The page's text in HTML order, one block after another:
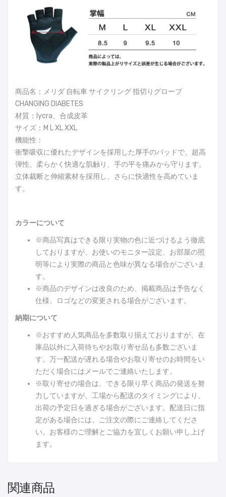
商品名：メリダ 自転車 サイクリング 指切りグローブ
CHANGING DIABETES
材質：lycra、合成皮革
サイズ：M L XL XXL
機能性：
衝撃吸収に優れたデザインを採用した厚手のパッドで、超高
弾性、柔らかく快適な肌触り、手の平を痛みから守ります。
立体裁断と伸縮素材を採用し、さらに快適性を高めていま
す。
カラーについて
※商品写真はできる限り実物の色に近づけるよう徹底
しておりますが、お使いのモニター設定、お部屋の照
明等により実際の商品と色味が異なる場合がございま
す。
※商品のデザインは改良のため、掲載商品は予告なく
仕様、ロゴなどの変更される場合がございます。
納期について
※おすすめ人気商品を多数取り揃えておりますが、在
庫品以外に入荷待ちやお取り寄せ品も多数ございま
す。万一配送が遅れる場合やお取り寄せのお時間をい
ただく場合にはメールでご連絡いたします。
※取り寄せの場合は、できる限り早く商品の発送を努
力していますが、工場から配送のタイミングにより、
出荷の予定日を過ぎる場合がございます。配送日に指
定がある場合には、ご注文の際にご連絡してくださ
い。お客様のご理解とご協力を宜しくお願い申し上げ
ます。
関連商品